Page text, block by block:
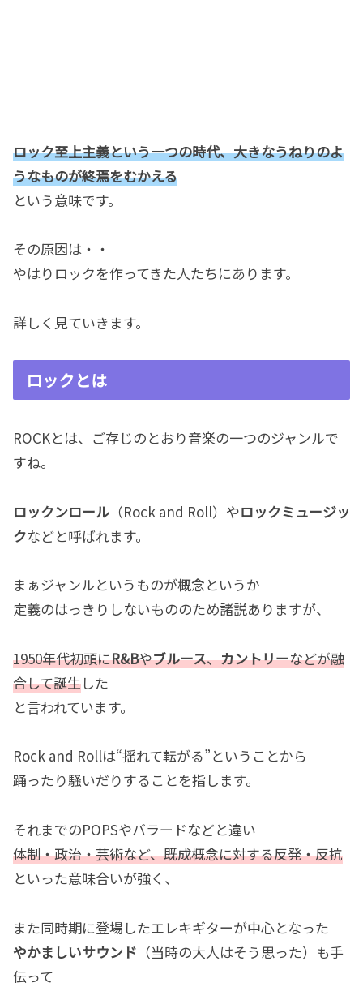
ロック至上主義という一つの時代、大きなうねりのよ
うなものが終焉をむかえる
という意味です。
その原因は・・
やはりロックを作ってきた人たちにあります。
詳しく見ていきます。
ロックとは
ROCKとは、ご存じのとおり音楽の一つのジャンルで
すね。
ロックンロール （Rock and Roll）やロックミュージッ
クなどと呼ばれます。
まぁジャンルというものが概念というか
定義のはっきりしないもののため諸説ありますが、
1950年代初頭にR&Bやブルース、カントリーなどが融
合して誕生した
と言われています。
Rock and Rollは“揺れて転がる”ということから
踊ったり騒いだりすることを指します。
それまでのPOPSやバラードなどと違い
体制・政治・芸術など、既成概念に対する反発・反抗
といった意味合いが強く、
また同時期に登場したエレキギターが中心となった
やかましいサウンド （当時の大人はそう思った）も手
伝って